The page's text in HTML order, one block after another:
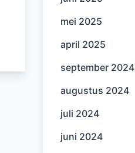
mei 2025
april 2025
september 2024
augustus 2024
juli 2024
juni 2024